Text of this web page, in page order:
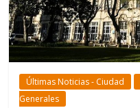
Últimas Noticias - Ciudad
Generales